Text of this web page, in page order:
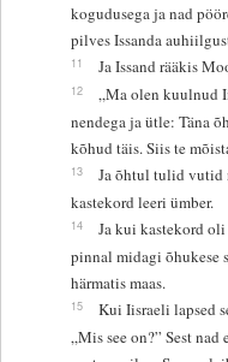
kogudusega ja nad
pilves Issanda
11 Ja Issand rääkis
12
„Ma olen kuulnud
nendega ja ütle: Täna
kõhud täis. Siis te
13
Ja õhtul tulid
kastekord leeri ümber.
14
Ja kui kastekord
pinnal midagi õhukese
härmatis maas.
15
Kui Iisraeli lapsed
„Mis see on?” Sest